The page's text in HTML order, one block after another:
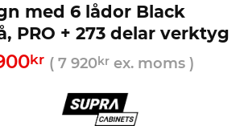
med 6 lådor Black
PRO + 273 delar verktyg
krDet
nuvarande
priset
är:
( 7 920krex. moms )